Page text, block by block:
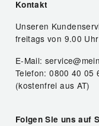
Kontakt
Unseren
freitags von 9.00
E-Mail:
Telefon: 0800 40 05
(kostenfrei aus AT)
Folgen Sie uns auf